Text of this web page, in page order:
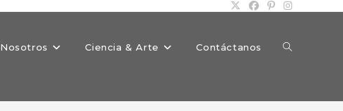
Nosotros Ciencia & Arte Contáctanos Alternar